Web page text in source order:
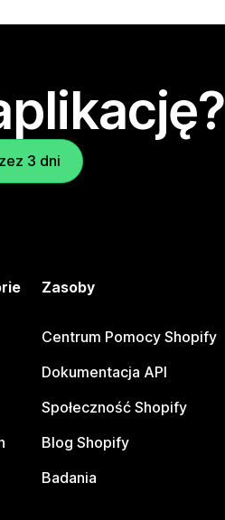
3 dni
Zasoby
Centrum Pomocy Shopify
Dokumentacja API
Społeczność Shopify
Blog Shopify
Badania